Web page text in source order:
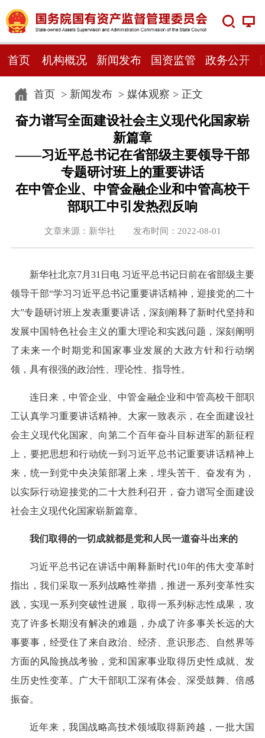
首页 机构概况 新闻发布 国资监管 政务公开
首页> 新闻发布> 媒体观察 > 正文
奋力谱写全面建设社会主义现代化国家崭
新篇章
——习近平总书记在省部级主要领导干部
专题研讨班上的重要讲话
在中管企业、中管金融企业和中管高校干
部职工中引发热烈反响
文章来源：新华社 发布时间：2022-08-01
新华社北京7月31日电 习近平总书记日前在省部级主要
领导干部“学习习近平总书记重要讲话精神，迎接党的二十
大”专题研讨班上发表重要讲话，深刻阐释了新时代坚持和
发展中国特色社会主义的重大理论和实践问题，深刻阐明
了未来一个时期党和国家事业发展的大政方针和行动纲
领，具有很强的政治性、理论性、指导性。
连日来，中管企业、中管金融企业和中管高校干部职
工认真学习重要讲话精神。大家一致表示，在全面建设社
会主义现代化国家、向第二个百年奋斗目标进军的新征程
上，要把思想和行动统一到习近平总书记重要讲话精神上
来，统一到党中央决策部署上来，埋头苦干、奋发有为，
以实际行动迎接党的二十大胜利召开，奋力谱写全面建设
社会主义现代化国家崭新篇章。
我们取得的一切成就都是党和人民一道奋斗出来的
习近平总书记在讲话中阐释新时代10年的伟大变革时
指出，我们采取一系列战略性举措，推进一系列变革性实
践，实现一系列突破性进展，取得一系列标志性成果，攻
克了许多长期没有解决的难题，办成了许多事关长远的大
事要事，经受住了来自政治、经济、意识形态、自然界等
方面的风险挑战考验，党和国家事业取得历史性成就、发
生历史性变革。广大干部职工深有体会、深受鼓舞、倍感
振奋。
近年来，我国战略高技术领域取得新跨越，一批大国